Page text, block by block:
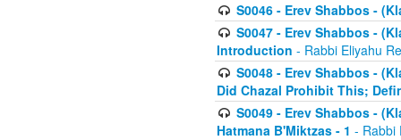
S0046 - Erev Shabbos -
S0047 - Erev Shabbos -
Introduction - Rabbi Eliyahu
S0048 - Erev Shabbos -
Did Chazal Prohibit This;
S0049 - Erev Shabbos -
Hatmana B'Miktzas - 1 - Rabbi